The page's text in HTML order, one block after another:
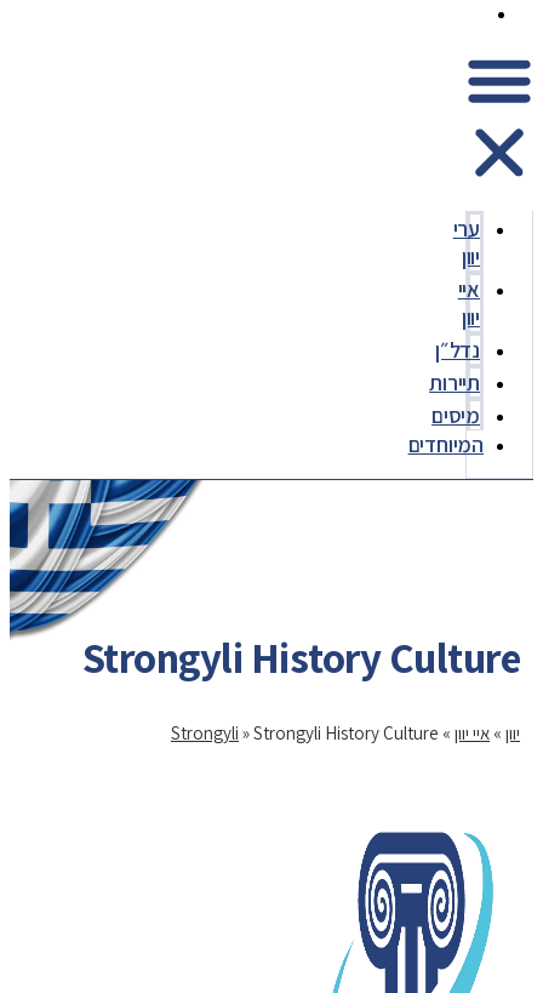
ערי
יוון
איי
יוון
נדל״ן
תיירות
מיסים
המיוחדים
Strongyli History Culture
יוון » איי יוון »
Strongyli »Strongyli History Culture